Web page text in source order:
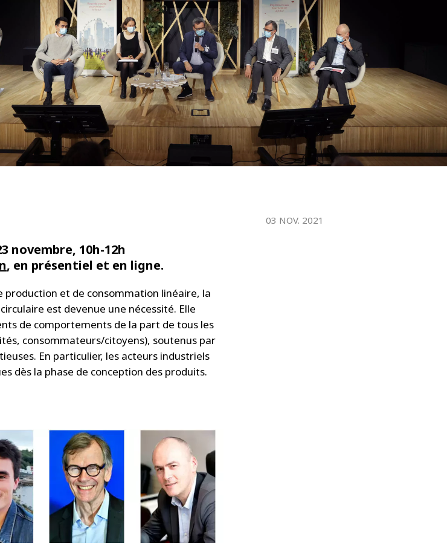
WATER TECHNOLOGIES
03 NOV. 2021
novembre, 10h-12h
, en présentiel et en ligne.
production et de consommation linéaire, la
est devenue une nécessité. Elle
de comportements de la part de tous les
consommateurs/citoyens), soutenus par
En particulier, les acteurs industriels
dès la phase de conception des produits.